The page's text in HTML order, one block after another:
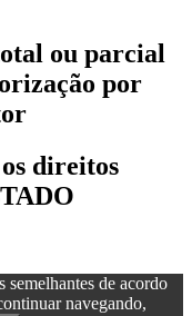
ou parcial
por
direitos
semelhantes de acordo
navegando,